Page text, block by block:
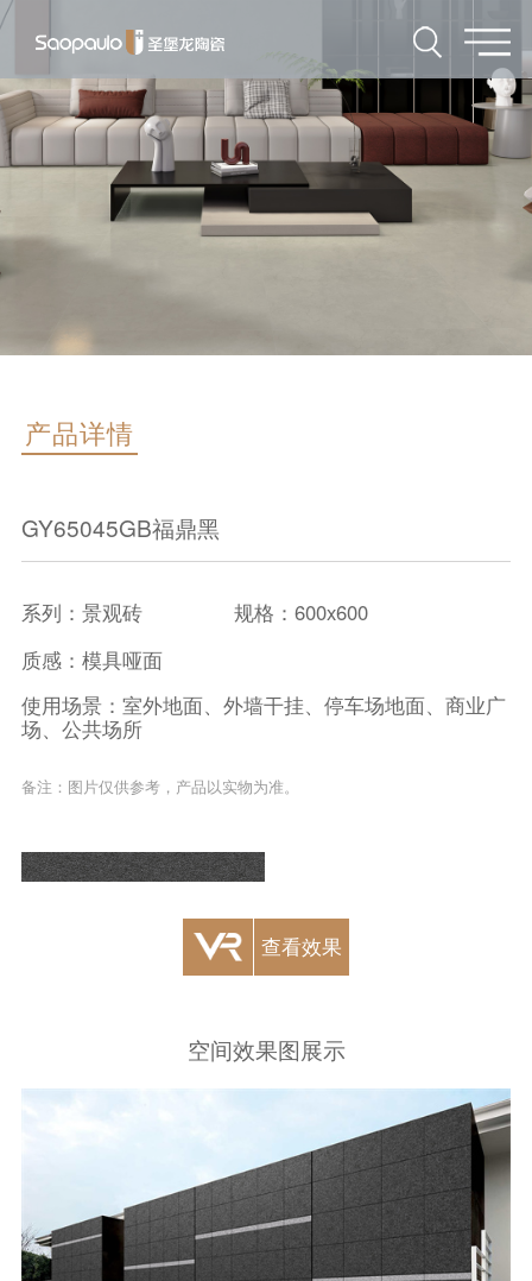
产品详情
GY65045GB福鼎黑
系列：景观砖
规格：600x600
质感：模具哑面
使用场景：室外地面、外墙干挂、停车场地面、商业广
场、公共场所
备注：图片仅供参考，产品以实物为准。
查看效果
空间效果图展示